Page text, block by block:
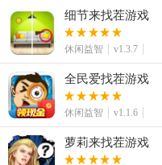
细节来找茬游戏
休闲益智 v1.3.7
全民爱找茬游戏
休闲益智 v1.1.6
萝莉来找茬游戏